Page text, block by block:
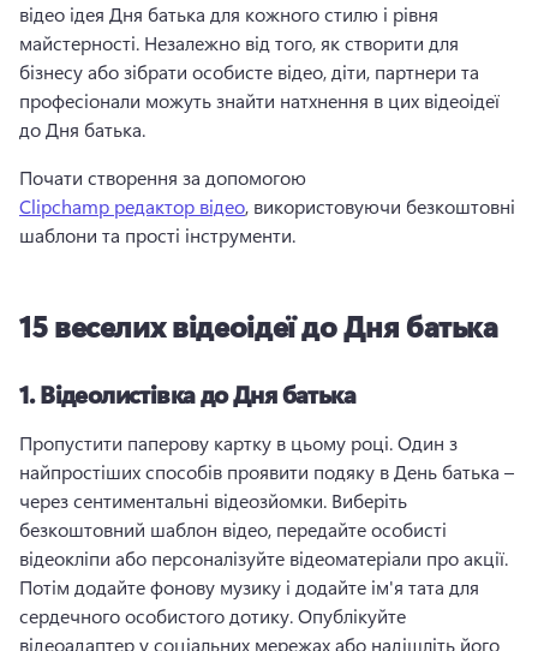
відео ідея Дня батька для кожного стилю і рівня
майстерності. Незалежно від того, як створити для
бізнесу або зібрати особисте відео, діти, партнери та
професіонали можуть знайти натхнення в цих відеоідеї
до Дня батька.
Почати створення за допомогою
Clipchamp редактор відео, використовуючи безкоштовні
шаблони та прості інструменти.
15 веселих відеоідеї до Дня батька
1.Відеолистівка до Дня батька
Пропустити паперову картку в цьому році. Один з
найпростіших способів проявити подяку в День батька –
через сентиментальні відеозйомки. Виберіть
безкоштовний шаблон відео, передайте особисті
Потім додайте фонову музику і додайте ім'я тата для
сердечного особистого дотику. Опублікуйте
відеоадаптер у соціальних мережах або надішліть його